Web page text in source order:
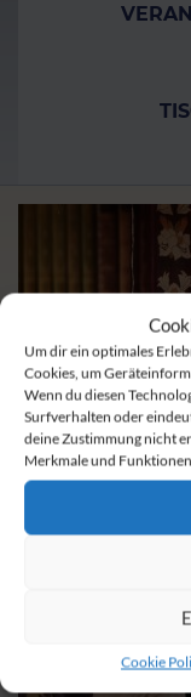
Um dir ein optimales
Cookies, um
Wenn du diesen
Surfverhalten oder
deine Zustimmung nicht
Merkmale und
Cookie